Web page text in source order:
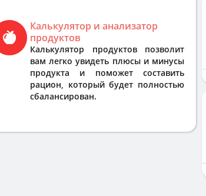
Калькулятор и анализатор
продуктов
Калькулятор продуктов позволит
вам легко увидеть плюсы и минусы
продукта и поможет составить
рацион, который будет полностью
сбалансирован.